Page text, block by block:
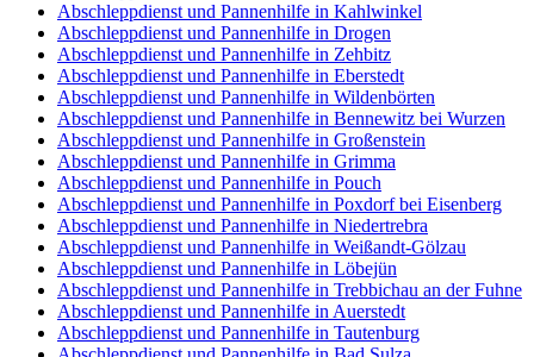
Abschleppdienst und Pannenhilfe in Kahlwinkel
Abschleppdienst und Pannenhilfe in Drogen
Abschleppdienst und Pannenhilfe in Zehbitz
Abschleppdienst und Pannenhilfe in Eberstedt
Abschleppdienst und Pannenhilfe in Wildenbörten
Abschleppdienst und Pannenhilfe in Bennewitz bei Wurzen
Abschleppdienst und Pannenhilfe in Großenstein
Abschleppdienst und Pannenhilfe in Grimma
Abschleppdienst und Pannenhilfe in Pouch
Abschleppdienst und Pannenhilfe in Poxdorf bei Eisenberg
Abschleppdienst und Pannenhilfe in Niedertrebra
Abschleppdienst und Pannenhilfe in Weißandt-Gölzau
Abschleppdienst und Pannenhilfe in Löbejün
Abschleppdienst und Pannenhilfe in Trebbichau an der Fuhne
Abschleppdienst und Pannenhilfe in Auerstedt
Abschleppdienst und Pannenhilfe in Tautenburg